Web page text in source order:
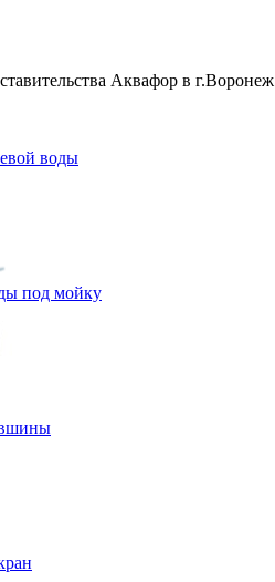
Аквафор в г.Воронеж
воды
под мойку